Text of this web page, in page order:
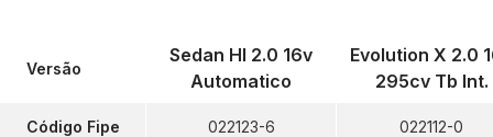
Versão
Código Fipe
Sedan Hl 2.0 16v
Automatico
022123-6
Evolution X 2.0
295cv Tb Int.
022112-0